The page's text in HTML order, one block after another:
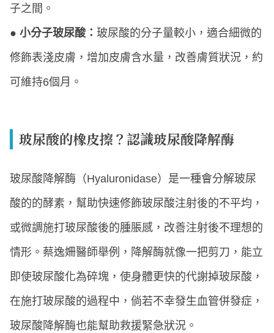
子之間。
● 小分子玻尿酸：玻尿酸的分子量較小，適合細微的
修飾表淺皮膚，增加皮膚含水量，改善膚質狀況，約
可維持6個月。
玻尿酸的橡皮擦？認識玻尿酸降解酶
玻尿酸降解酶（Hyaluronidase）是一種會分解玻尿
酸的的酵素，幫助快速修飾玻尿酸注射後的不平均，
或微調施打玻尿酸後的腫脹感，改善注射後不理想的
情形。蔡逸姍醫師舉例，降解酶就像一把剪刀，能立
即使玻尿酸化為碎塊，使身體更快的代謝掉玻尿酸，
在施打玻尿酸的過程中，倘若不幸發生血管併發症，
玻尿酸降解酶也能幫助救援緊急狀況。